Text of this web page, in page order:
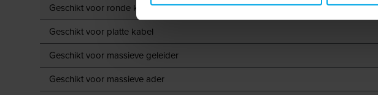
Geschikt voor ronde kabel
Geschikt voor platte kabel
Geschikt voor massieve geleider
Geschikt voor massieve ader